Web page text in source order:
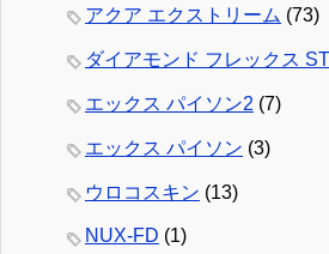
アクア エクストリーム (73)
ダイアモンド フレックス ST
エックス パイソン2 (7)
エックス パイソン (3)
ウロコスキン (13)
NUX-FD (1)